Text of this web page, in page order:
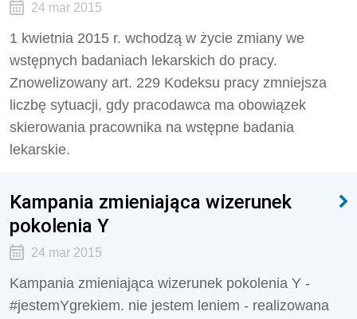
24 mar 2015
1 kwietnia 2015 r. wchodzą w życie zmiany we
wstępnych badaniach lekarskich do pracy.
Znowelizowany art. 229 Kodeksu pracy zmniejsza
liczbę sytuacji, gdy pracodawca ma obowiązek
skierowania pracownika na wstępne badania
lekarskie.
Kampania zmieniająca wizerunek
pokolenia Y
24 mar 2015
Kampania zmieniająca wizerunek pokolenia Y -
#jestemYgrekiem. nie jestem leniem - realizowana